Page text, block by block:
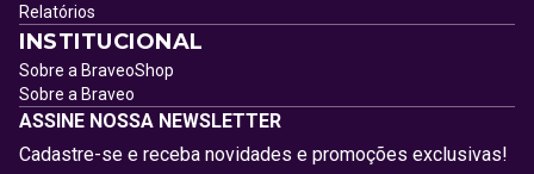
Relatórios
INSTITUCIONAL
Sobre a BraveoShop
Sobre a Braveo
ASSINE NOSSA NEWSLETTER
Cadastre-se e receba novidades e promoções exclusivas!